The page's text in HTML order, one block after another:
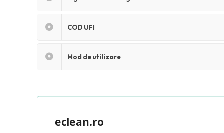
COD UFI
Mod de utilizare
eclean.ro